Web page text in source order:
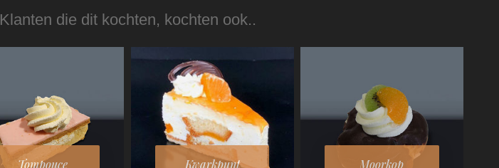
Klanten die dit kochten, kochten ook..
Tompouce Kwarkpunt Moorkop